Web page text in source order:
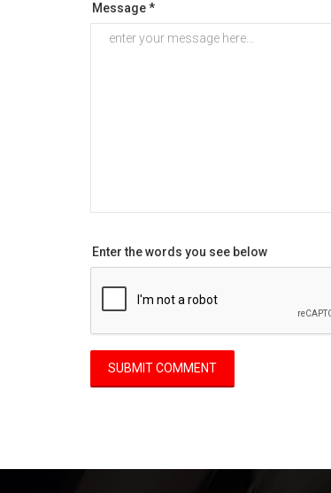
Message *
Enter the words you see below